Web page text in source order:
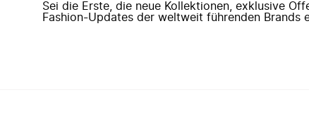
Sei die Erste, die neue Kollektionen, exklusive
Fashion-Updates der weltweit führenden Brands